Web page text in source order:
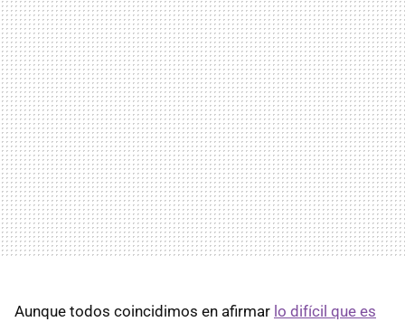
Aunque todos coincidimos en afirmar lo difícil que es